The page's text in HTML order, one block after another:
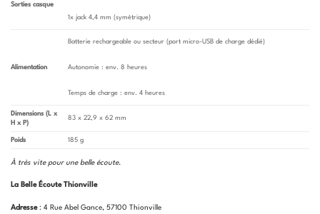
Sorties casque
1x jack 4,4 mm (symétrique)
Alimentation
Batterie rechargeable ou secteur (port micro-USB de charge dédié)
Autonomie : env. 8 heures
Temps de charge : env. 4 heures
Dimensions (L x
H x P)
83 x 22,9 x 62 mm
Poids 185 g
À très vite pour une belle écoute.
La Belle Écoute Thionville
Adresse: 4 Rue Abel Gance, 57100 Thionville